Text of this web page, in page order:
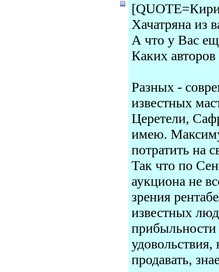
Хачатряна из
А что у Вас
Каких
Разных -
известных
Церетели,
имею.
потратить на
Так что по
аукциона не
зрения
известных
продавать,